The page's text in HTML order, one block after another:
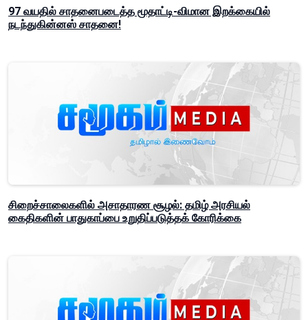
97 வயதில் சாதனைபடைத்த மூதாட்டி-விமான இறக்கையில்
நடந்துகின்னஸ் சாதனை!
சிறைச்சாலைகளில் அசாதாரண சூழல்: தமிழ் அரசியல்
கைதிகளின் பாதுகாப்பை உறுதிப்படுத்தக் கோரிக்கை